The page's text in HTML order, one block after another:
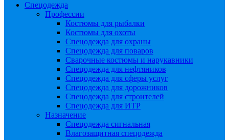
Спецодежда
Профессии
Костюмы для рыбалки
Костюмы для охоты
Спецодежда для охраны
Спецодежда для поваров
Сварочные костюмы и нарукавники
Спецодежда для нефтяников
Спецодежда для сферы услуг
Спецодежда для дорожников
Спецодежда для строителей
Спецодежда для ИТР
Назначение
Спецодежда сигнальная
Влагозащитная спецодежда